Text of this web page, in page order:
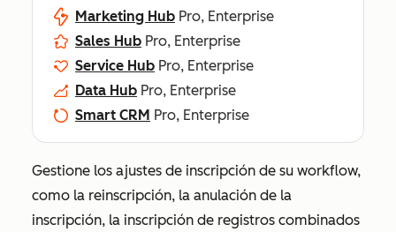
Marketing Hub Pro, Enterprise
Sales Hub Pro, Enterprise
Service Hub Pro, Enterprise
Data Hub Pro, Enterprise
Smart CRM Pro, Enterprise
Gestione los ajustes de inscripción de su workflow,
como la reinscripción, la anulación de la
inscripción, la inscripción de registros combinados